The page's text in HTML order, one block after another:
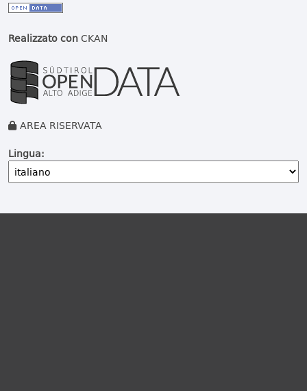
Realizzato conCKAN
AREA RISERVATA
Lingua